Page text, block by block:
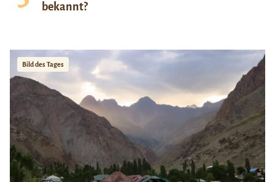
bekannt?
Bild des Tages